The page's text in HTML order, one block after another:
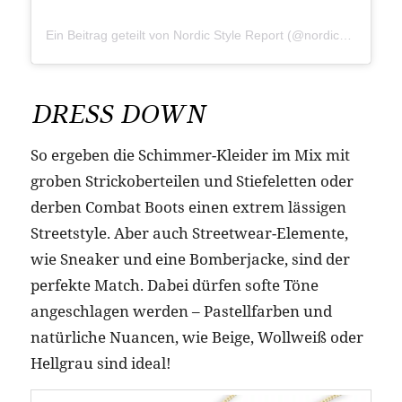
Ein Beitrag geteilt von Nordic Style Report (@nordicstylereport)
DRESS DOWN
So ergeben die Schimmer-Kleider im Mix mit
groben Strickoberteilen und Stiefeletten oder
derben Combat Boots einen extrem lässigen
Streetstyle. Aber auch Streetwear-Elemente,
wie Sneaker und eine Bomberjacke, sind der
perfekte Match. Dabei dürfen softe Töne
angeschlagen werden – Pastellfarben und
natürliche Nuancen, wie Beige, Wollweiß oder
Hellgrau sind ideal!